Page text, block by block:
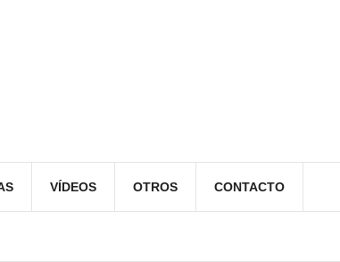
VÍDEOS OTROS CONTACTO